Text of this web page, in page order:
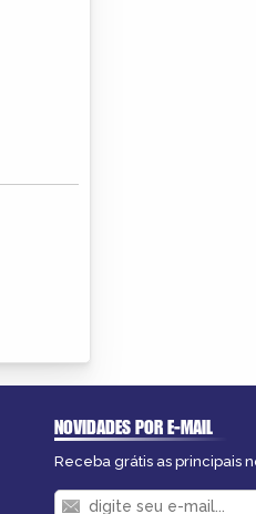
NOVIDADES POR E-MAIL
Receba grátis as principais